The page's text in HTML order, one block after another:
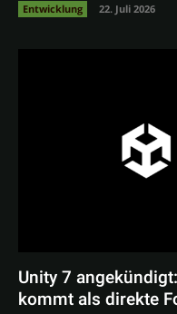
Entwicklung 22. Juli 2026
Unity 7
kommt als direkte